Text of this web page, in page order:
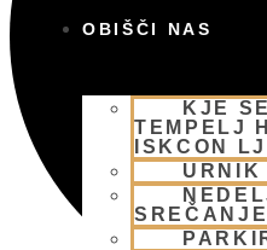
OBIŠČI NAS
KJE
TEMPELJ
ISKCON
URNIK
SREČANJE